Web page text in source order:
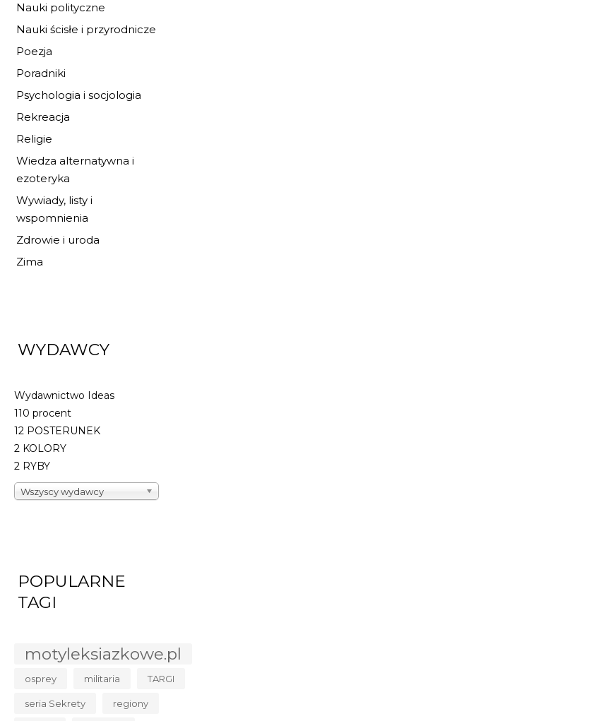
Nauki polityczne
Nauki ścisłe i przyrodnicze
Poezja
Poradniki
Psychologia i socjologia
Rekreacja
Religie
Wiedza alternatywna i
ezoteryka
Wywiady, listy i
wspomnienia
Zdrowie i uroda
Zima
WYDAWCY
Wydawnictwo Ideas
110 procent
12 POSTERUNEK
2 KOLORY
2 RYBY
Wszyscy wydawcy
POPULARNE
TAGI
motyleksiazkowe.pl
osprey militaria TARGI
seria Sekrety regiony